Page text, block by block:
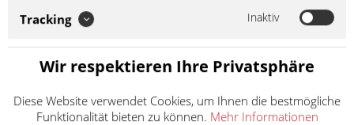
Ersatzteil in Erstausrüsterqualität für Motorrad, Motorroller
und ATV bzw. Quad Soweit nicht anders angegeben: Bei der
angebotenen Ware handelt es sich um ein
Zubehör-/Ersatzteil eines Drittherstellers, das nicht im...
Inhalt 1
Tracking Inaktiv
Wir respektieren Ihre Privatsphäre
Diese Website verwendet Cookies, um Ihnen die bestmögliche
Funktionalität bieten zu können. Mehr Informationen